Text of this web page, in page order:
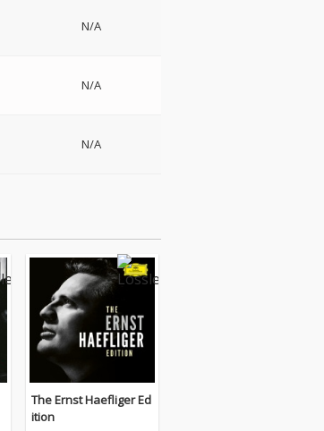
N/A
N/A
N/A
The Ernst Haefliger Ed
ition